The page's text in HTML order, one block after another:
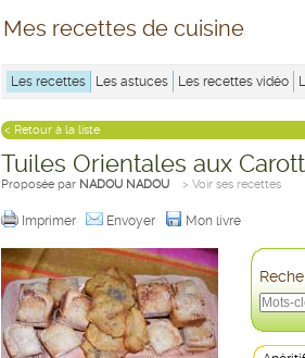
Mes recettes de cuisine
Les recettes Les astuces Les recettes vidéo
< Retour à la liste
Tuiles Orientales aux
Proposée par NADOU NADOU > Voir ses recettes
Imprimer Envoyer Mon livre